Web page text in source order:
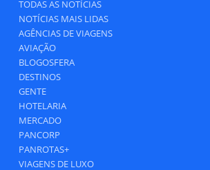
TODAS AS NOTÍCIAS
NOTÍCIAS MAIS LIDAS
AGÊNCIAS DE VIAGENS
AVIAÇÃO
BLOGOSFERA
DESTINOS
GENTE
HOTELARIA
MERCADO
PANCORP
PANROTAS+
VIAGENS DE LUXO